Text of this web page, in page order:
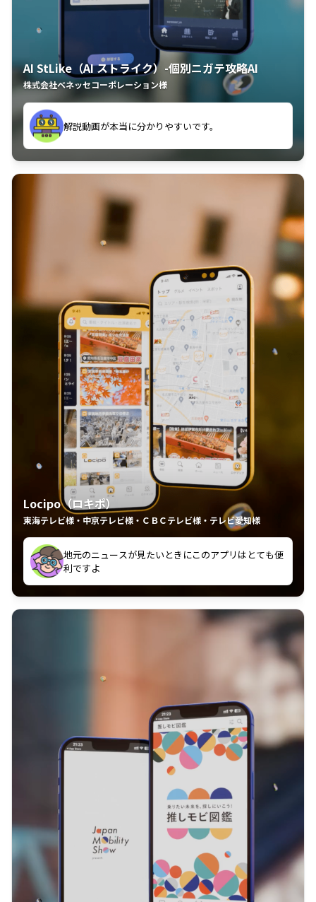
AI StLike（AI ストライク）-個別ニガテ攻略AI
株式会社ベネッセコーポレーション様
古文漢文を主に使わせていただいているが、復習する
のに非常に役立っている。
解説動画が本当に分かりやすいです。
Locipo（ロキポ）
東海テレビ様・中京テレビ様・ＣＢＣテレビ様・テレビ愛知様
中京テレビのおもしろ番組が視聴可能地域外からも見
れるの嬉しいポイント
いつも利用させていただいております！